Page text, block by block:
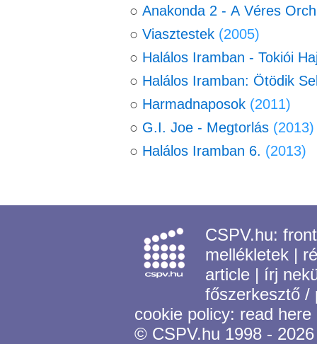
○ Anakonda 2 - A Véres
○ Viasztestek (2005)
○ Halálos Iramban - Tokiói
○ Halálos Iramban: Ötödik
○ Harmadnaposok (2011)
○ G.I. Joe ‑ Megtorlás (2013)
○ Halálos Iramban 6. (2013)
CSPV.hu:
mellékletek |
article | írj
főszerkesztő
cookie policy: read here
© CSPV.hu 1998 - 2026